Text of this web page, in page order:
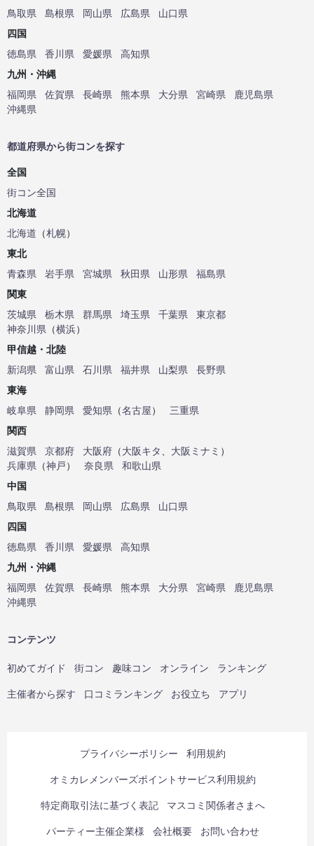
鳥取県
島根県 岡山県 広島県
山口県
四国
徳島県
香川県 愛媛県
高知県
九州・沖縄
福岡県
佐賀県 長崎県 熊本県 大分県 宮崎県
鹿児島県
沖縄県
都道府県から街コンを探す
全国
街コン全国
北海道
北海道 （札幌）
東北
青森県
岩手県 宮城県 秋田県 山形県
福島県
関東
茨城県
栃木県 群馬県 埼玉県 千葉県
東京都
神奈川県 （横浜）
甲信越・北陸
新潟県
富山県 石川県 福井県 山梨県
長野県
東海
岐阜県
静岡県 愛知県 （名古屋）
三重県
関西
滋賀県
京都府 大阪府 （大阪キタ、 大阪ミナミ ）
兵庫県 （神戸） 奈良県
和歌山県
中国
鳥取県
島根県 岡山県 広島県
山口県
四国
徳島県
香川県 愛媛県
高知県
九州・沖縄
福岡県
佐賀県 長崎県 熊本県 大分県 宮崎県
鹿児島県
沖縄県
コンテンツ
初めてガイド 街コン 趣味コン オンライン ランキング
主催者から探す 口コミランキング お役立ち アプリ
プライバシーポリシー 利用規約
オミカレメンバーズポイントサービス利用規約
特定商取引法に基づく表記 マスコミ関係者さまへ
パーティー主催企業様 会社概要 お問い合わせ